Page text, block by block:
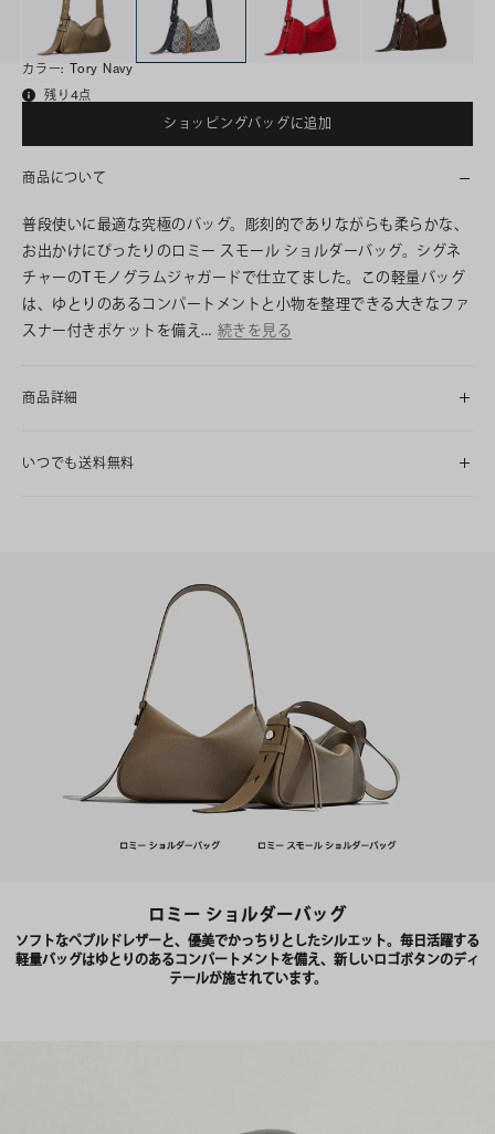
カラー: Tory Navy
残り4点
ショッピングバッグに追加
商品について
普段使いに最適な究極のバッグ。彫刻的でありながらも柔らかな、
お出かけにぴったりのロミー スモール ショルダーバッグ。シグネ
チャーのTモノグラムジャガードで仕立てました。この軽量バッグ
は、ゆとりのあるコンパートメントと小物を整理できる大きなファ
スナー付きポケットを備え… 続きを見る
商品詳細
いつでも送料無料
ロミー ショルダーバッグ
ソフトなペブルドレザーと、優美でかっちりとしたシルエット。毎日活躍する
軽量バッグはゆとりのあるコンパートメントを備え、新しいロゴボタンのディ
テールが施されています。